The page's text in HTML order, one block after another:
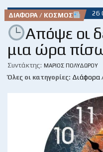
ΔΙΆΦΟΡΑ / ΚΌΣΜΟΣ 26
Απόψε oι
μια ώρα
Συντάκτης: ΜΆΡΙΟΣ ΠΟΛΥΔΏΡΟΥ
Όλες οι κατηγορίες: Διάφορα